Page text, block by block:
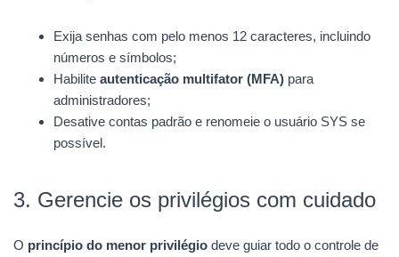
Exija senhas com pelo menos 12 caracteres, incluindo
números e símbolos;
Habilite autenticação multifator (MFA) para
administradores;
Desative contas padrão e renomeie o usuário SYS se
possível.
3. Gerencie os privilégios com cuidado
O princípio do menor privilégio deve guiar todo o controle de